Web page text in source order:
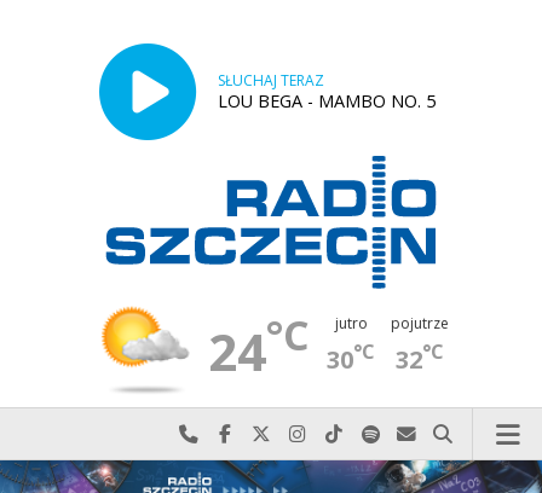
SŁUCHAJ TERAZ
LOU BEGA - MAMBO NO. 5
24°C jutro
30°C
pojutrze
32°C
Najlepiej po prostu do nas zadzwoń
Odwiedź nas na Facebook-u
Odwiedź nas na X
Odwiedź nas na Instagram-ie
Odwiedź nas na TikTok-u
Szukaj nas na Spotify
Wyślij do nas
Szukaj